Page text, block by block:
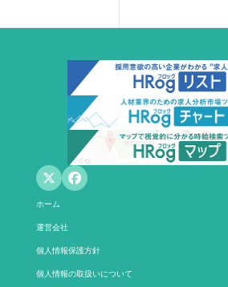
ホーム
運営会社
個人情報保護方針
個人情報の取扱いについて